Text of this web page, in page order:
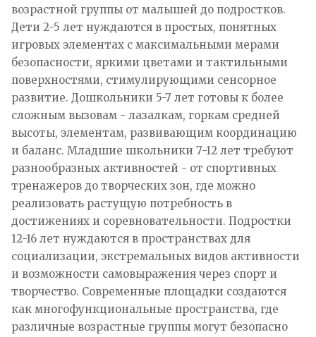
возрастной группы от малышей до подростков.
Дети 2-5 лет нуждаются в простых, понятных
игровых элементах с максимальными мерами
безопасности, яркими цветами и тактильными
поверхностями, стимулирующими сенсорное
развитие. Дошкольники 5-7 лет готовы к более
сложным вызовам - лазалкам, горкам средней
высоты, элементам, развивающим координацию
и баланс. Младшие школьники 7-12 лет требуют
разнообразных активностей - от спортивных
тренажеров до творческих зон, где можно
реализовать растущую потребность в
достижениях и соревновательности. Подростки
12-16 лет нуждаются в пространствах для
социализации, экстремальных видов активности
и возможности самовыражения через спорт и
творчество. Современные площадки создаются
как многофункциональные пространства, где
различные возрастные группы могут безопасно